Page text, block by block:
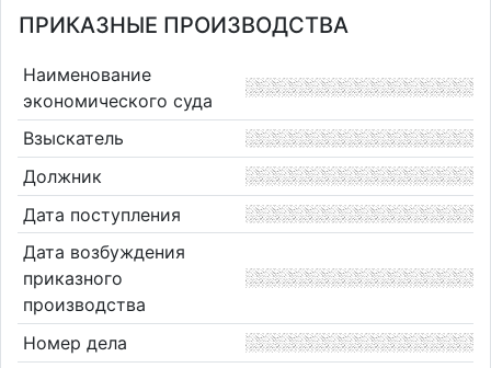
ПРИКАЗНЫЕ ПРОИЗВОДСТВА
Наименование
экономического суда
Взыскатель
Должник
Дата поступления
Дата возбуждения
приказного
производства
Номер дела